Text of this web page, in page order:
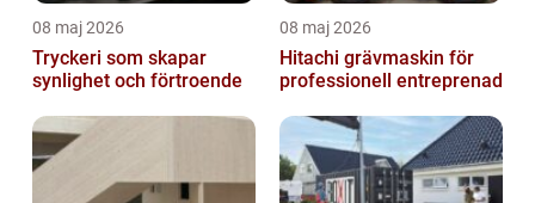
08 maj 2026
Tryckeri som skapar
synlighet och förtroende
08 maj 2026
Hitachi grävmaskin för
professionell entreprenad